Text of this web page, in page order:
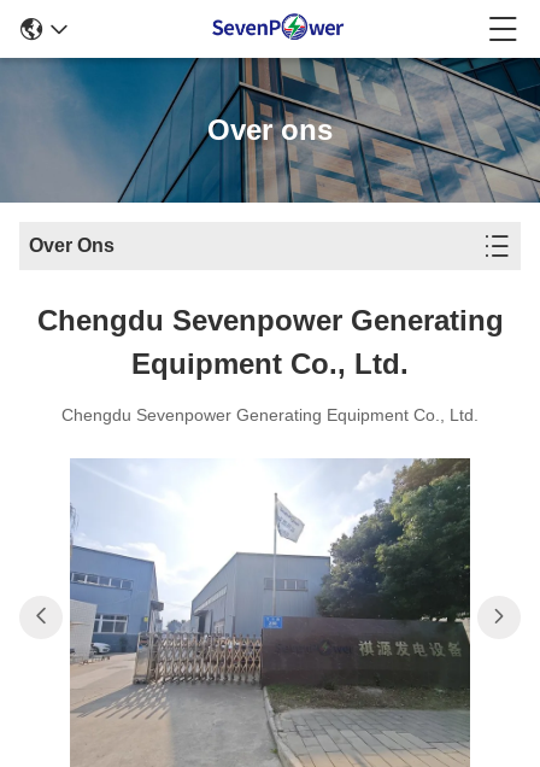
Over ons
Over Ons
Chengdu Sevenpower Generating
Equipment Co., Ltd.
Chengdu Sevenpower Generating Equipment Co., Ltd.